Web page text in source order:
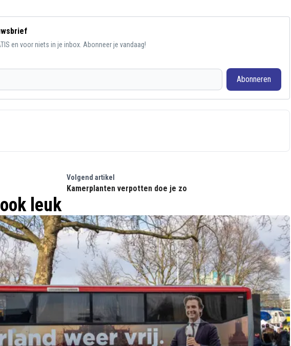
en voor niets in je inbox. Abonneer je vandaag!
Abonneren
Volgend artikel
Kamerplanten verpotten doe je zo
leuk